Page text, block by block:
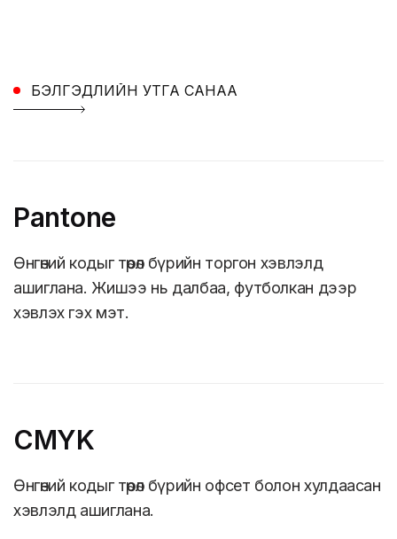
БЭЛГЭДЛИЙН УТГА САНАА
Pantone
Өнгөний кодыг төрөл бүрийн торгон хэвлэлд
ашиглана. Жишээ нь далбаа, футболкан дээр
хэвлэх гэх мэт.
CMYK
Өнгөний кодыг төрөл бүрийн офсет болон хулдаасан
хэвлэлд ашиглана.